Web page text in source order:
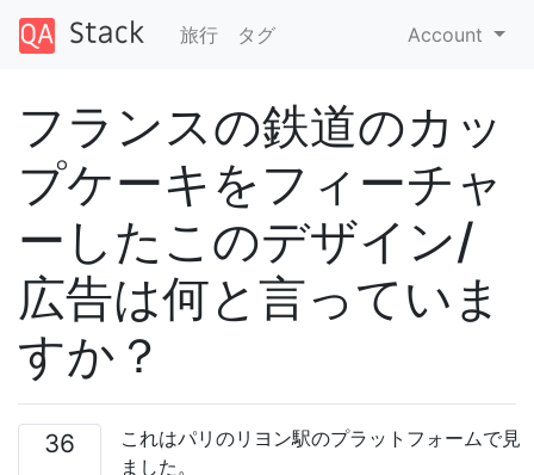
旅行 タグ Account
フランスの鉄道のカッ
プケーキをフィーチャ
ーしたこのデザイン/
広告は何と言っていま
すか？
36
これはパリのリヨン駅のプラットフォームで見
ました。